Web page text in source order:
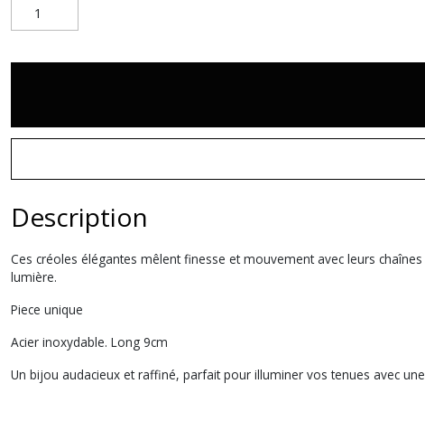
Description
Ces créoles élégantes mêlent finesse et mouvement avec leurs
lumière.
Piece unique
Acier inoxydable. Long 9cm
Un bijou audacieux et raffiné, parfait pour illuminer vos tenues avec